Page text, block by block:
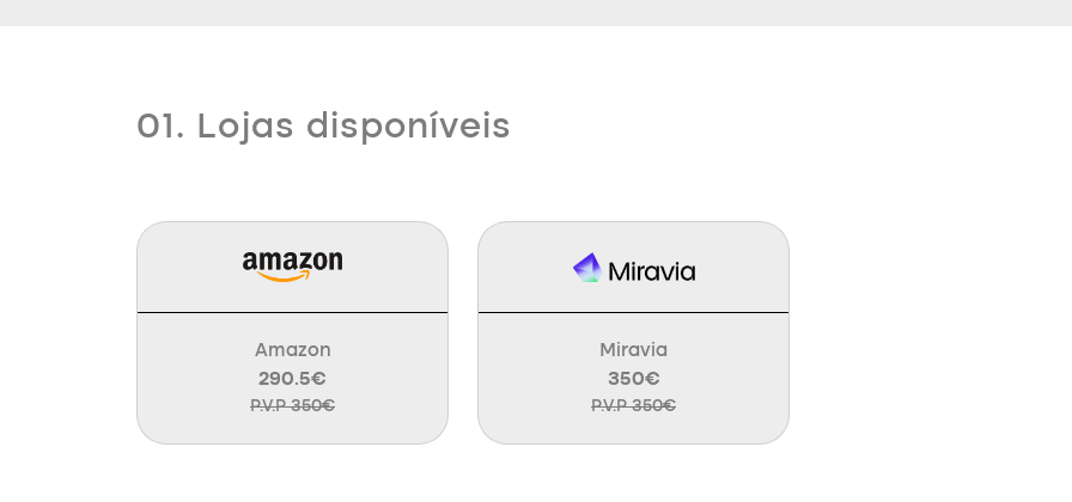
01. Lojas disponíveis
Amazon
290.5€
P.V.P 350€
Miravia
350€
P.V.P 350€